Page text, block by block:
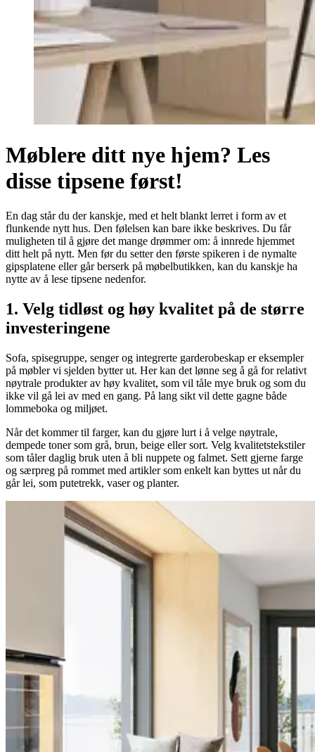
Møblere ditt nye hjem? Les
disse tipsene først!
En dag står du der kanskje, med et helt blankt lerret i form av et
flunkende nytt hus. Den følelsen kan bare ikke beskrives. Du får
muligheten til å gjøre det mange drømmer om: å innrede hjemmet
ditt helt på nytt. Men før du setter den første spikeren i de nymalte
gipsplatene eller går berserk på møbelbutikken, kan du kanskje ha
nytte av å lese tipsene nedenfor.
1. Velg tidløst og høy kvalitet på de større
investeringene
Sofa, spisegruppe, senger og integrerte garderobeskap er eksempler
på møbler vi sjelden bytter ut. Her kan det lønne seg å gå for relativt
nøytrale produkter av høy kvalitet, som vil tåle mye bruk og som du
ikke vil gå lei av med en gang. På lang sikt vil dette gagne både
lommeboka og miljøet.
Når det kommer til farger, kan du gjøre lurt i å velge nøytrale,
dempede toner som grå, brun, beige eller sort. Velg kvalitetstekstiler
som tåler daglig bruk uten å bli nuppete og falmet. Sett gjerne farge
og særpreg på rommet med artikler som enkelt kan byttes ut når du
går lei, som putetrekk, vaser og planter.